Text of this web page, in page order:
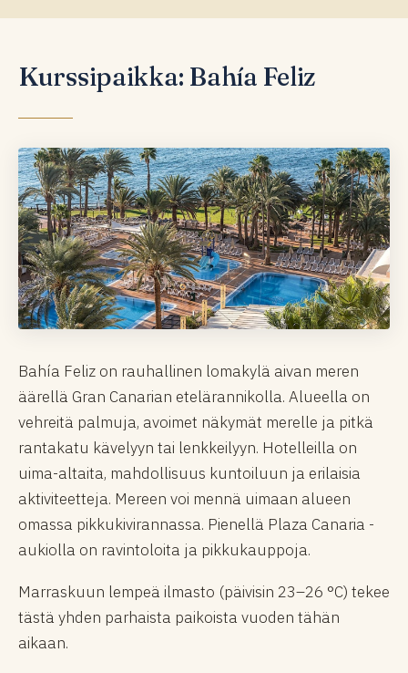
Kurssipaikka: Bahía Feliz
Bahía Feliz on rauhallinen lomakylä aivan meren
äärellä Gran Canarian etelärannikolla. Alueella on
vehreitä palmuja, avoimet näkymät merelle ja pitkä
rantakatu kävelyyn tai lenkkeilyyn. Hotelleilla on
uima-altaita, mahdollisuus kuntoiluun ja erilaisia
aktiviteetteja. Mereen voi mennä uimaan alueen
omassa pikkukivirannassa. Pienellä Plaza Canaria -
aukiolla on ravintoloita ja pikkukauppoja.
Marraskuun lempeä ilmasto (päivisin 23–26 °C) tekee
tästä yhden parhaista paikoista vuoden tähän
aikaan.